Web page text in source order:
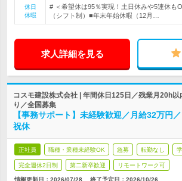
休日
休暇
# ＜希望休は95％実現！土日休みや5連休も
（シフト制）■年末年始休暇（12月…
求人詳細を見る
コスモ建設株式会社 | 年間休日125日／残業月20h
り／全国募集
【事務サポート】未経験歓迎／月給32万円
祝休
正社員 職種・業種未経験OK 急募 転勤なし
完全週休2日制 第二新卒歓迎 リモートワーク可
情報更新日：2026/07/28 終了予定日： 2026/10/26